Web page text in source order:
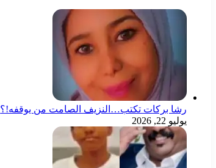
رشا بركات تكتب…النزيف الصامت من يوقفه!؟
يوليو 22, 2026